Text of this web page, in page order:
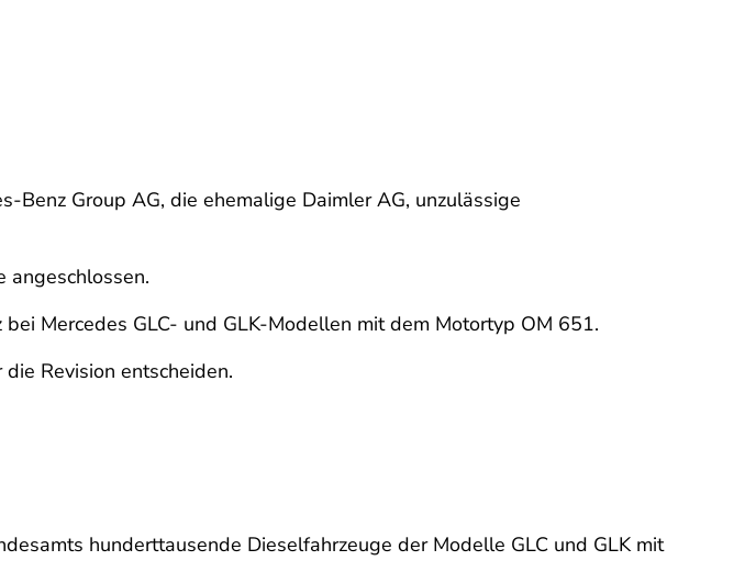
Benz Group AG, die ehemalige Daimler AG, unzulässige
angeschlossen.
Mercedes GLC- und GLK-Modellen mit dem Motortyp OM 651.
Revision entscheiden.
hunderttausende Dieselfahrzeuge der Modelle GLC und GLK mit